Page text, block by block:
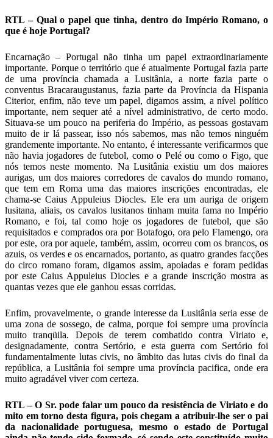
RTL – Qual o papel que tinha, dentro do Império Romano, o
que é hoje Portugal?
Encarnação – Portugal não tinha um papel extraordinariamente
importante. Porque o território que é atualmente Portugal fazia parte
de uma província chamada a Lusitânia, a norte fazia parte o
conventus Bracaraugustanus, fazia parte da Província da Hispania
Citerior, enfim, não teve um papel, digamos assim, a nível político
importante, nem sequer até a nível administrativo, de certo modo.
Situava-se um pouco na periferia do Império, as pessoas gostavam
muito de ir lá passear, isso nós sabemos, mas não temos ninguém
grandemente importante. No entanto, é interessante verificarmos que
não havia jogadores de futebol, como o Pelé ou como o Figo, que
nós temos neste momento. Na Lusitânia existiu um dos maiores
aurigas, um dos maiores corredores de cavalos do mundo romano,
que tem em Roma uma das maiores inscrições encontradas, ele
chama-se Caius Appuleius Diocles. Ele era um auriga de origem
lusitana, aliais, os cavalos lusitanos tinham muita fama no Império
Romano, e foi, tal como hoje os jogadores de futebol, que são
requisitados e comprados ora por Botafogo, ora pelo Flamengo, ora
por este, ora por aquele, também, assim, ocorreu com os brancos, os
azuis, os verdes e os encarnados, portanto, as quatro grandes facções
do circo romano foram, digamos assim, apoiadas e foram pedidas
por este Caius Appuleius Diocles e a grande inscrição mostra as
quantas vezes que ele ganhou essas corridas.
Enfim, provavelmente, o grande interesse da Lusitânia seria esse de
uma zona de sossego, de calma, porque foi sempre uma província
muito tranqüila. Depois de terem combatido contra Viriato e,
designadamente, contra Sertório, e esta guerra com Sertório foi
fundamentalmente lutas civis, no âmbito das lutas civis do final da
república, a Lusitânia foi sempre uma província pacifica, onde era
muito agradável viver com certeza.
RTL – O Sr. pode falar um pouco da resistência de Viriato e do
mito em torno desta figura, pois chegam a atribuir-lhe ser o pai
da nacionalidade portuguesa, mesmo o estado de Portugal